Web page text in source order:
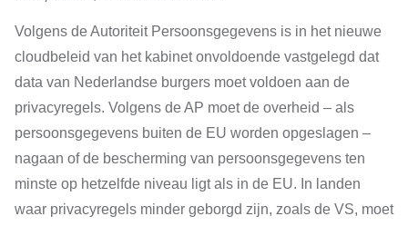
Volgens de Autoriteit Persoonsgegevens is in het nieuwe
cloudbeleid van het kabinet onvoldoende vastgelegd dat
data van Nederlandse burgers moet voldoen aan de
privacyregels. Volgens de AP moet de overheid – als
persoonsgegevens buiten de EU worden opgeslagen –
nagaan of de bescherming van persoonsgegevens ten
minste op hetzelfde niveau ligt als in de EU. In landen
waar privacyregels minder geborgd zijn, zoals de VS, moet